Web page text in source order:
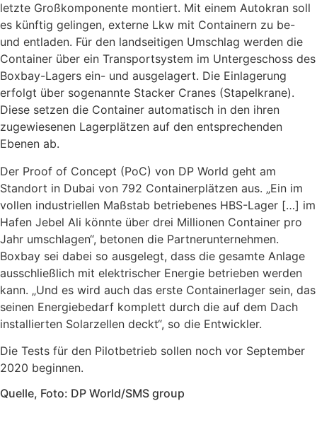
letzte Großkomponente montiert. Mit einem Autokran soll
es künftig gelingen, externe Lkw mit Containern zu be-
und entladen. Für den landseitigen Umschlag werden die
Container über ein Transportsystem im Untergeschoss des
Boxbay-Lagers ein- und ausgelagert. Die Einlagerung
erfolgt über sogenannte Stacker Cranes (Stapelkrane).
Diese setzen die Container automatisch in den ihren
zugewiesenen Lagerplätzen auf den entsprechenden
Ebenen ab.
Der Proof of Concept (PoC) von DP World geht am
Standort in Dubai von 792 Containerplätzen aus. „Ein im
vollen industriellen Maßstab betriebenes HBS-Lager […] im
Hafen Jebel Ali könnte über drei Millionen Container pro
Jahr umschlagen“, betonen die Partnerunternehmen.
Boxbay sei dabei so ausgelegt, dass die gesamte Anlage
ausschließlich mit elektrischer Energie betrieben werden
kann. „Und es wird auch das erste Containerlager sein, das
seinen Energiebedarf komplett durch die auf dem Dach
installierten Solarzellen deckt“, so die Entwickler.
Die Tests für den Pilotbetrieb sollen noch vor September
2020 beginnen.
Quelle, Foto: DP World/SMS group